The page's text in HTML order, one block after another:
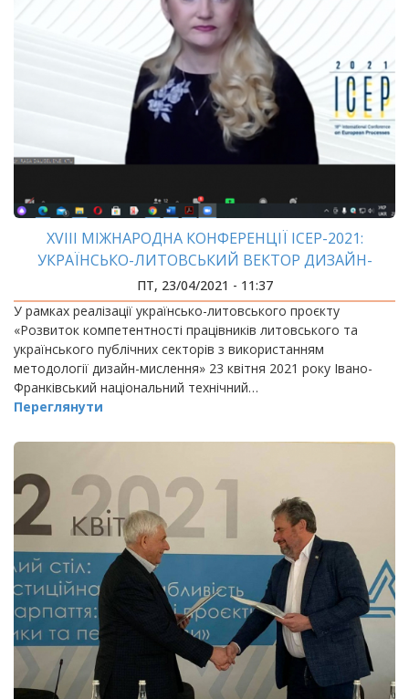
XVIII МІЖНАРОДНА КОНФЕРЕНЦІЇ ICEP-2021:
УКРАЇНСЬКО-ЛИТОВСЬКИЙ ВЕКТОР ДИЗАЙН-
МИСЛЕННЯ
ПТ, 23/04/2021 - 11:37
У рамках реалізації українсько-литовського проєкту
«Розвиток компетентності працівників литовського та
українського публічних секторів з використанням
методології дизайн-мислення» 23 квітня 2021 року Івано-
Франківський національний технічний…
Переглянути